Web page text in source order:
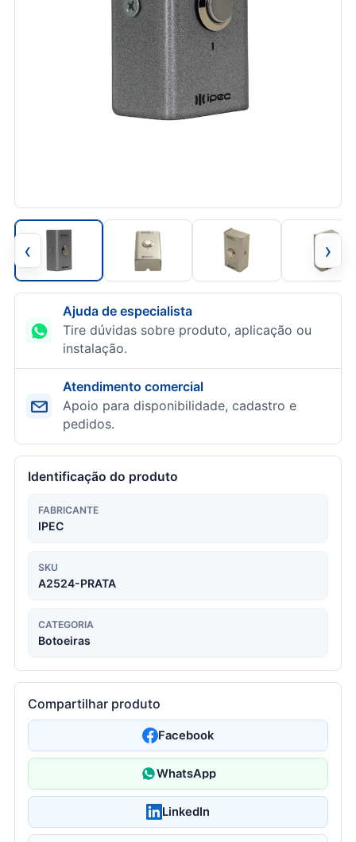
‹ ›
Ajuda de especialista
Tire dúvidas sobre produto, aplicação ou
instalação.
Atendimento comercial
Apoio para disponibilidade, cadastro e
pedidos.
Identificação do produto
FABRICANTE
IPEC
SKU
A2524-PRATA
CATEGORIA
Botoeiras
Compartilhar produto
Facebook
WhatsApp
LinkedIn